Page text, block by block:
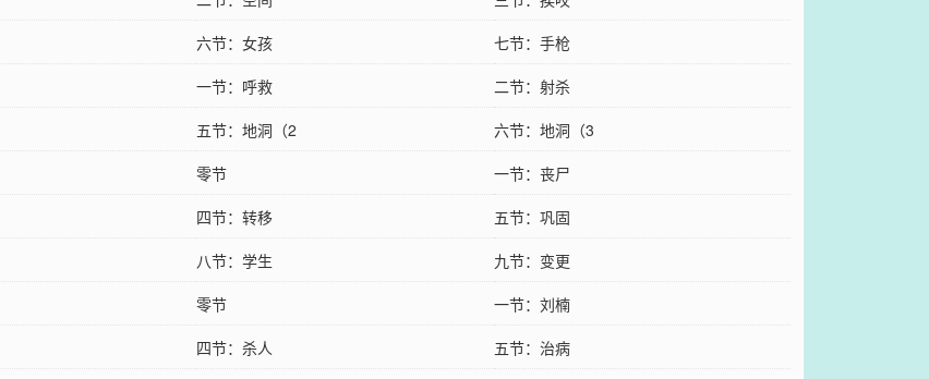
六节：女孩
七节：手枪
一节：呼救
二节：射杀
五节：地洞（2
六节：地洞（3
零节
一节：丧尸
四节：转移
五节：巩固
八节：学生
九节：变更
零节
一节：刘楠
四节：杀人
五节：治病